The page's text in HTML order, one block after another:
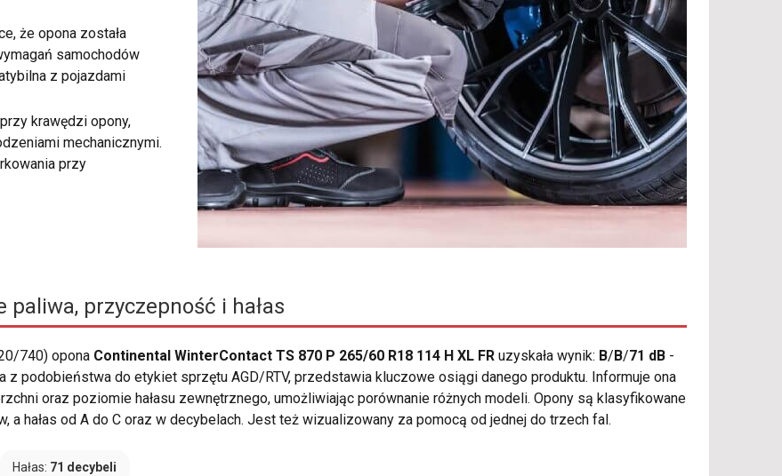
że opona została
samochodów
z pojazdami
krawędzi opony,
mechanicznymi.
przy
przyczepność i hałas
740) opona Continental WinterContact TS 870 P 265/60 R18 114 H XL FR uzyskała wynik: B/ B/71 dB -
z podobieństwa do etykiet sprzętu AGD/RTV, przedstawia kluczowe osiągi danego produktu. Informuje ona
oraz poziomie hałasu zewnętrznego, umożliwiając porównanie różnych modeli. Opony są klasyfikowane
a hałas od A do C oraz w decybelach. Jest też wizualizowany za pomocą od jednej do trzech fal.
Hałas: 71 decybeli